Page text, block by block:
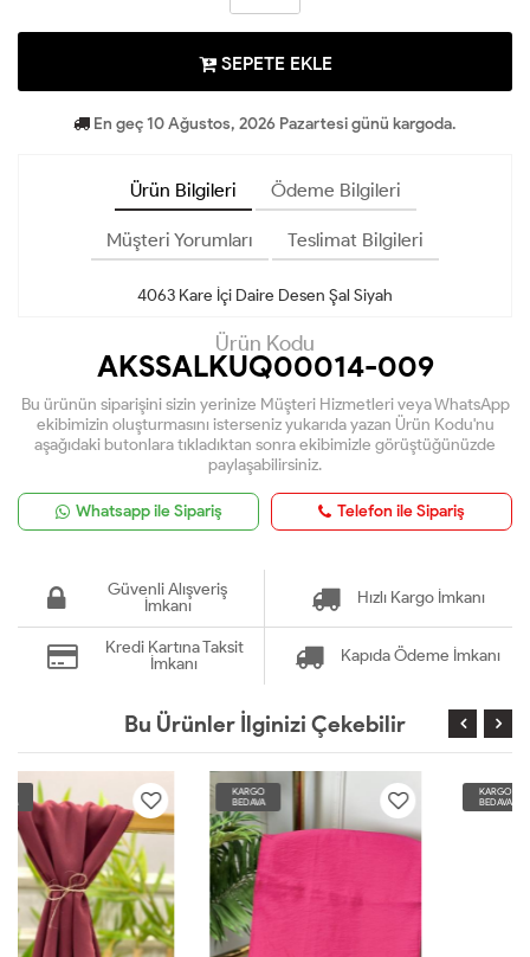
SEPETE EKLE
En geç 10 Ağustos, 2026 Pazartesi günü kargoda.
Ürün Bilgileri Ödeme Bilgileri
Müşteri Yorumları Teslimat Bilgileri
4063 Kare İçi Daire Desen Şal Siyah
Ürün Kodu
AKSSALKUQ00014-009
Bu ürünün siparişini sizin yerinize Müşteri Hizmetleri veya WhatsApp
ekibimizin oluşturmasını isterseniz yukarıda yazan Ürün Kodu'nu
aşağıdaki butonlara tıkladıktan sonra ekibimizle görüştüğünüzde
paylaşabilirsiniz.
Whatsapp ile Sipariş Telefon ile Sipariş
Güvenli Alışveriş
İmkanı
Hızlı Kargo İmkanı
Kredi Kartına Taksit
İmkanı
Kapıda Ödeme İmkanı
Bu Ürünler İlginizi Çekebilir
KARGO
BEDAVA